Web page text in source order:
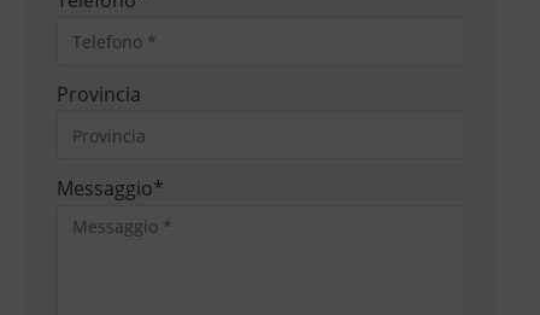
Provincia
Messaggio*